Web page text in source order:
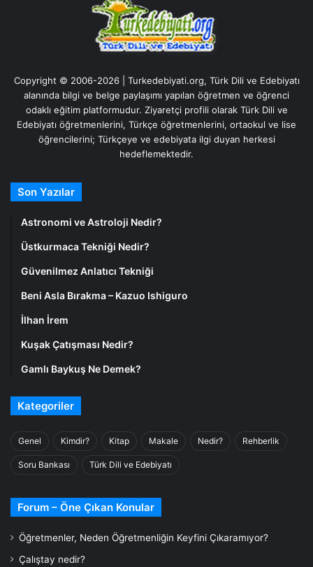
Copyright © 2006-2026 | Turkedebiyati.org, Türk Dili ve Edebiyatı
alanında bilgi ve belge paylaşımı yapılan öğretmen ve öğrenci
odaklı eğitim platformudur. Ziyaretçi profili olarak Türk Dili ve
Edebiyatı öğretmenlerini, Türkçe öğretmenlerini, ortaokul ve lise
öğrencilerini; Türkçeye ve edebiyata ilgi duyan herkesi
hedeflemektedir.
Son Yazılar
Astronomi ve Astroloji Nedir?
Üstkurmaca Tekniği Nedir?
Güvenilmez Anlatıcı Tekniği
Beni Asla Bırakma – Kazuo Ishiguro
İlhan İrem
Kuşak Çatışması Nedir?
Gamlı Baykuş Ne Demek?
Kategoriler
Genel Kimdir? Kitap Makale Nedir? Rehberlik
Soru Bankası Türk Dili ve Edebiyatı
Forum – Öne Çıkan Konular
Öğretmenler, Neden Öğretmenliğin Keyfini Çıkaramıyor?
Çalıştay nedir?